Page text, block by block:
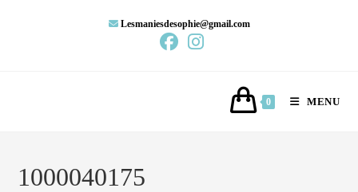
Lesmaniesdesophie@gmail.com
0 MENU
1000040175